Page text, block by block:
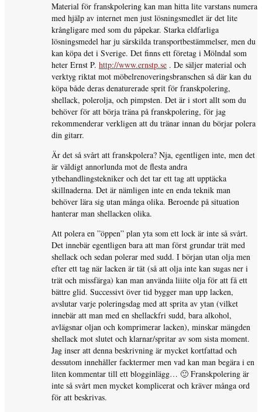
Material för franskpolering kan man hitta lite varstans numera
med hjälp av internet men just lösningsmedlet är det lite
krångligare med som du påpekar. Starka eldfarliga
lösningsmedel har ju särskilda transportbestämmelser, men du
kan köpa det i Sverige. Det finns ett företag i Mölndal som
heter Ernst P. http://www.ernstp.se . De säljer material och
verktyg riktat mot möbelrenoveringsbranschen så där kan du
köpa både deras denaturerade sprit för franskpolering,
shellack, polerolja, och pimpsten. Det är i stort allt som du
behöver för att börja träna på franskpolering, för jag
rekommenderar verkligen att du tränar innan du börjar polera
din gitarr.
Är det så svårt att franskpolera? Nja, egentligen inte, men det
är väldigt annorlunda mot de flesta andra
ytbehandlingstekniker och det tar ett tag att upptäcka
skillnaderna. Det är nämligen inte en enda teknik man
behöver lära sig utan många olika. Beroende på situation
hanterar man shellacken olika.
Att polera en ”öppen” plan yta som ett lock är inte så svårt.
Det innebär egentligen bara att man först grundar trät med
shellack och sedan polerar med sudd. I början utan olja men
efter ett tag när lacken är tät (så att olja inte kan sugas ner i
trät och missfärga) kan man använda liiite olja för att få ett
bättre glid. Successivt över tid bygger man upp lacken,
avslutar varje poleringsdag med att sprita av ytan (vilket
innebär att man med en shellackfri sudd, bara alkohol,
avlägsnar oljan och komprimerar lacken), minskar mängden
shellack mot slutet och klarnar/spritar av som sista moment.
Jag inser att denna beskrivning är mycket kortfattad och
dessutom innehåller facktermer men vad kan man begära i en
liten kommentar till ett blogginlägg… 🙂 Franskpolering är
inte så svårt men mycket komplicerat och kräver många ord
för att beskrivas.